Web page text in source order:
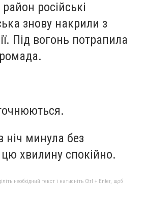
російські
знову накрили з
Під вогонь потрапила
ніч минула без
цю хвилину спокійно.
необхідний текст і натисніть Ctrl + Enter, щоб